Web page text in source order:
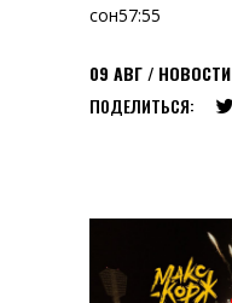
сон57:55
09 АВГ
НОВОСТИ
ПОДЕЛИТЬСЯ: